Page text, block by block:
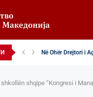
Zëvendësdrejtori i
shqipe “Kongresi i